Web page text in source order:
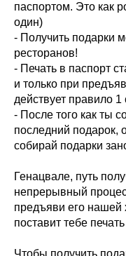
паспортом. Это как
один)
- Получить подарки
ресторанов!
- Печать в паспорт
и только при
действует правило
- После того как ты
последний подарок,
собирай подарки
Генацвале, путь
непрерывный
предъяви его нашей
поставит тебе